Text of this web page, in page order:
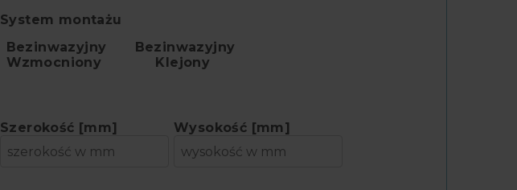
System montażu
Bezinwazyjny
Wzmocniony
Bezinwazyjny
Klejony
Szerokość [mm] Wysokość [mm]